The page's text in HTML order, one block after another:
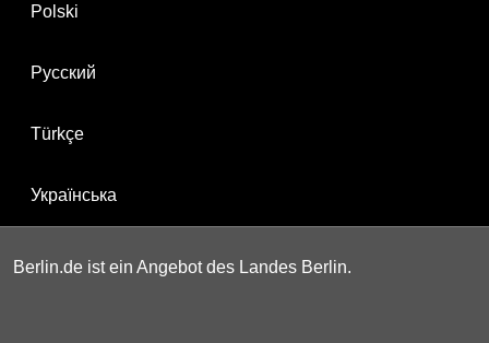
Polski
Русский
Türkçe
Українська
Berlin.de ist ein Angebot des Landes Berlin.